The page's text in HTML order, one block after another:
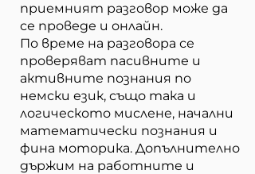
приемният разговор може да
се проведе и онлайн.
По време на разговора се
проверяват пасивните и
активните познания по
немски език, също така и
логическото мислене, начални
математически познания и
фина моторика. Допълнително
държим на работните и